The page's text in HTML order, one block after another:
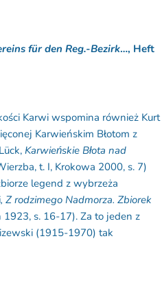
für den Reg.-Bezirk
…, Heft
Karwi wspomina również Kurt
Karwieńskim Błotom z
Karwieńskie Błota nad
t. I, Krokowa 2000, s. 7)
legend z wybrzeża
, Z rodzimego Nadmorza. Zbiorek
1923, s. 16-17). Za to jeden z
(1915-1970) tak